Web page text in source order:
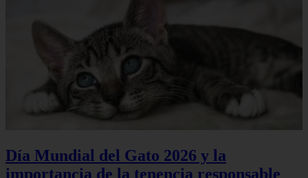
Día Mundial del Gato 2026 y la
importancia de la tenencia responsable